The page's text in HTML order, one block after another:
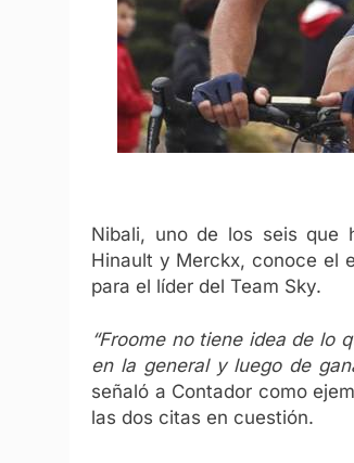
Nibali, uno de los seis que
Hinault y Merckx, conoce el
para el líder del Team Sky.
“Froome no tiene idea de lo
en la general y luego de
señaló a Contador como
las dos citas en cuestión.